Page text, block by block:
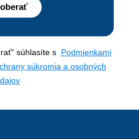
súhlasíte s Podmienkami
súkromia a osobných